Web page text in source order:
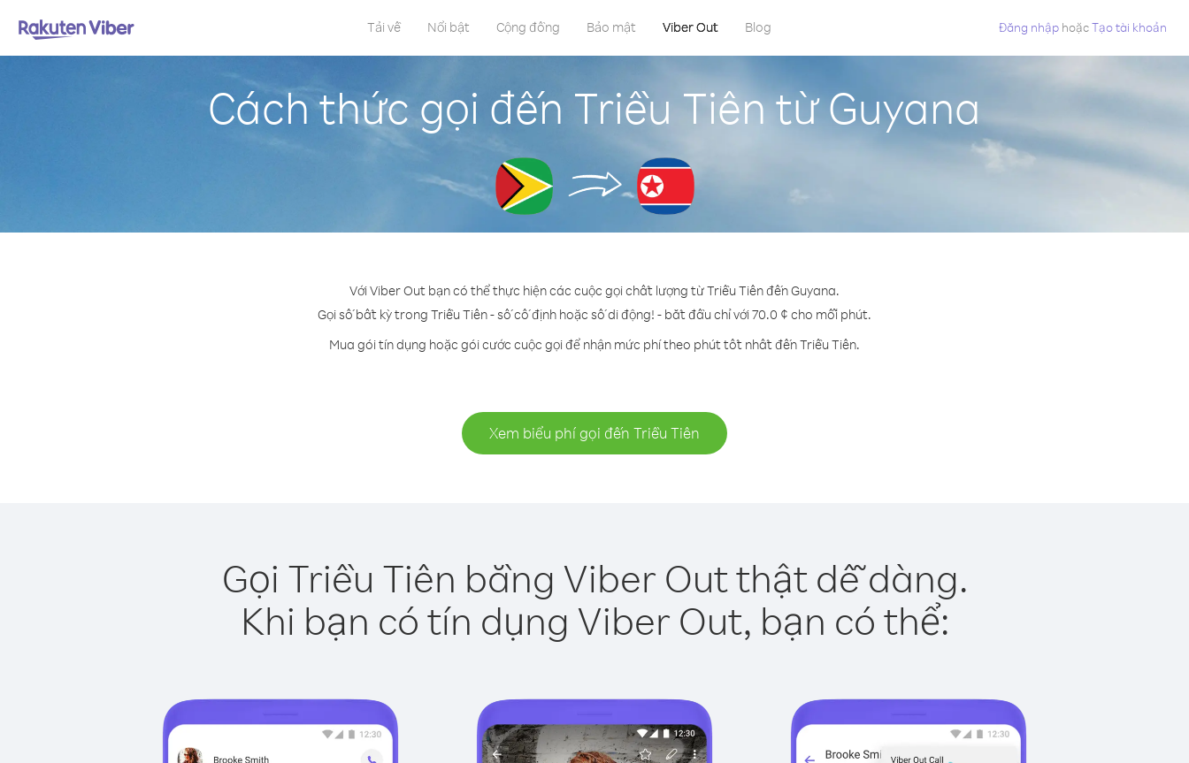
Tải về Nổi bật Cộng đồng Bảo mật Viber Out Blog Đăng nhập hoặcTạo tài khoản
Cách thức gọi đến Triều Tiên từ Guyana
Với Viber Out bạn có thể thực hiện các cuộc gọi chất lượng từ Triều Tiên đến Guyana.
Gọi số bất kỳ trong Triều Tiên - số cố định hoặc số di động! - bắt đầu chỉ với 70.0 ¢ cho mỗi phút.
Mua gói tín dụng hoặc gói cước cuộc gọi để nhận mức phí theo phút tốt nhất đến Triều Tiên.
Xem biểu phí gọi đến Triều Tiên
Gọi Triều Tiên bằng Viber Out thật dễ dàng.
Khi bạn có tín dụng Viber Out, bạn có thể: